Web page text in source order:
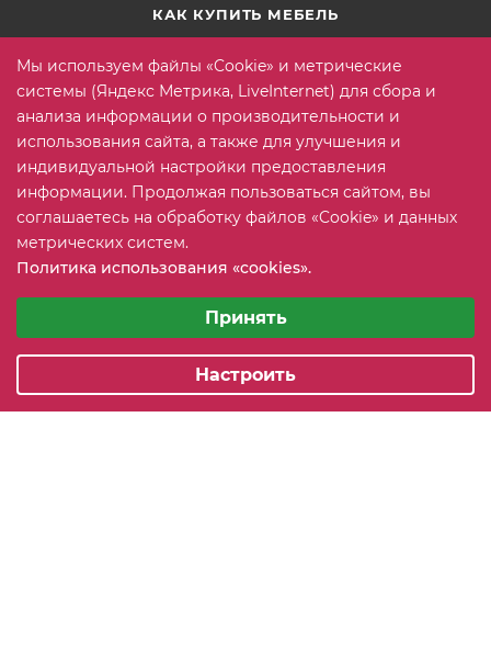
КАК КУПИТЬ МЕБЕЛЬ
Условия оплаты
Условия доставки
Гарантия на товар
Вопрос-ответ
+7 (815) 2 606-608 ЗАКАЗАТЬ ЗВОНОК
info@mebeler51.ru
г. Мурманск, ул. Свердлова 11Б
Мы используем файлы «Cookie» и метрические
системы (Яндекс Метрика, LiveInternet) для сбора и
анализа информации о производительности и
использования сайта, а также для улучшения и
индивидуальной настройки предоставления
информации. Продолжая пользоваться сайтом, вы
соглашаетесь на обработку файлов «Cookie» и данных
метрических систем.
Политика использования «cookies».
Аналитические/Функциональные
Принять
Настроить